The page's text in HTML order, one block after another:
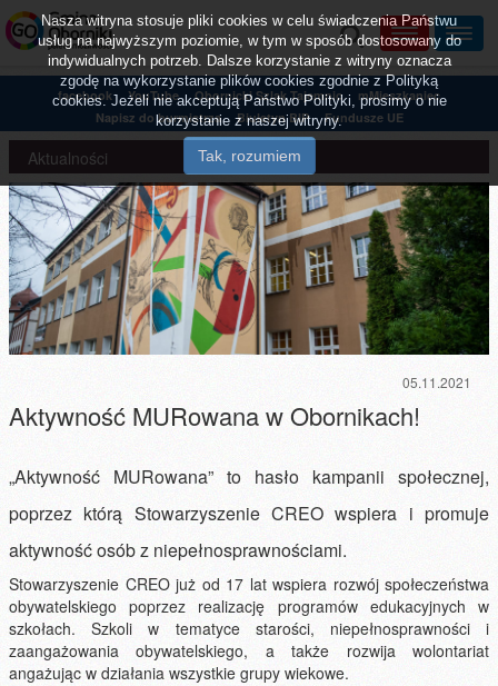
facebook YouTube Obornicki Szlak Tajemnic
mMieszkaniec
Napisz do burmistrza
Biuletyn BIP Fundusze UE
Aktualności
05.11.2021
Aktywność MURowana w Obornikach!
„Aktywność MURowana” to hasło kampanii społecznej,
poprzez którą Stowarzyszenie CREO wspiera i promuje
aktywność osób z niepełnosprawnościami.
Stowarzyszenie CREO już od 17 lat wspiera rozwój społeczeństwa
obywatelskiego poprzez realizację programów edukacyjnych w
szkołach. Szkoli w tematyce starości, niepełnosprawności i
zaangażowania obywatelskiego, a także rozwija wolontariat
angażując w działania wszystkie grupy wiekowe.
Nasza witryna stosuje pliki cookies w celu świadczenia Państwu
usług na najwyższym poziomie, w tym w sposób dostosowany do
indywidualnych potrzeb. Dalsze korzystanie z witryny oznacza
zgodę na wykorzystanie plików cookies zgodnie z Polityką
cookies. Jeżeli nie akceptują Państwo Polityki, prosimy o nie
korzystanie z naszej witryny.